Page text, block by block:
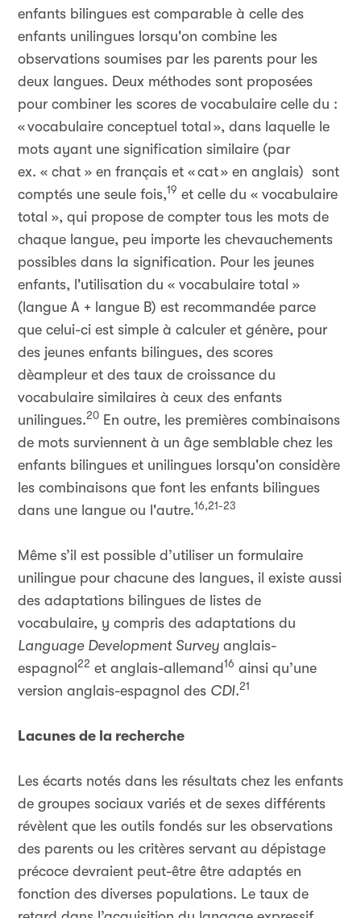
enfants bilingues est comparable à celle des
enfants unilingues lorsqu'on combine les
observations soumises par les parents pour les
deux langues. Deux méthodes sont proposées
pour combiner les scores de vocabulaire celle du :
«vocabulaire conceptuel total », dans laquelle le
mots ayant une signification similaire (par
ex. « chat » en français et «cat» en anglais) sont
comptés une seule fois,19 et celle du « vocabulaire
total », qui propose de compter tous les mots de
chaque langue, peu importe les chevauchements
possibles dans la signification. Pour les jeunes
enfants, l'utilisation du « vocabulaire total »
(langue A + langue B) est recommandée parce
que celui-ci est simple à calculer et génère, pour
des jeunes enfants bilingues, des scores
dèampleur et des taux de croissance du
vocabulaire similaires à ceux des enfants
unilingues.20 En outre, les premières combinaisons
de mots surviennent à un âge semblable chez les
enfants bilingues et unilingues lorsqu'on considère
les combinaisons que font les enfants bilingues
dans une langue ou l'autre.16,21-23
Même s’il est possible d’utiliser un formulaire
unilingue pour chacune des langues, il existe aussi
des adaptations bilingues de listes de
vocabulaire, y compris des adaptations du
Language Development Survey anglais-
espagnol 22 et anglais-allemand 16 ainsi qu’une
version anglais-espagnol des CDI.21
Lacunes de la recherche
Les écarts notés dans les résultats chez les enfants
de groupes sociaux variés et de sexes différents
révèlent que les outils fondés sur les observations
des parents ou les critères servant au dépistage
précoce devraient peut-être être adaptés en
fonction des diverses populations. Le taux de